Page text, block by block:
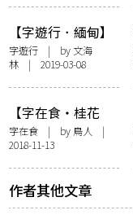
【字遊行．緬甸】
被褫奪歲月的緬甸
人
字遊行 | by 文海
林 | 2019-03-08
【字在食・桂花
魚】清蒸桂花魚
字在食 | by 鳥人 |
2018-11-13
作者其他文章